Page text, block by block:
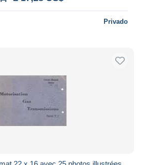
Privado